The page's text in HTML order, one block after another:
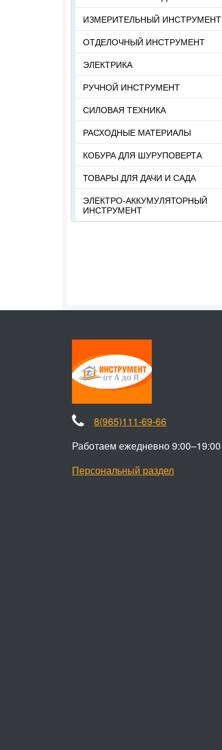
ИЗМЕРИТЕЛЬНЫЙ ИНСТРУМЕНТ
ОТДЕЛОЧНЫЙ ИНСТРУМЕНТ
ЭЛЕКТРИКА
РУЧНОЙ ИНСТРУМЕНТ
СИЛОВАЯ ТЕХНИКА
РАСХОДНЫЕ МАТЕРИАЛЫ
КОБУРА ДЛЯ ШУРУПОВЕРТА
ТОВАРЫ ДЛЯ ДАЧИ И САДА
ЭЛЕКТРО-АККУМУЛЯТОРНЫЙ
ИНСТРУМЕНТ
8(965)111-69-66
Работаем ежедневно 9:00–19:00
Персональный раздел